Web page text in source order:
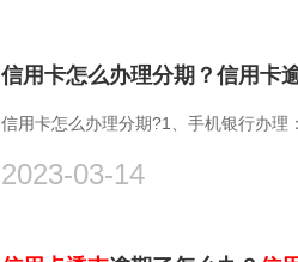
信用卡怎么办理分期？信用卡
信用卡怎么办理分期?1、手机银行办理
2023-03-14